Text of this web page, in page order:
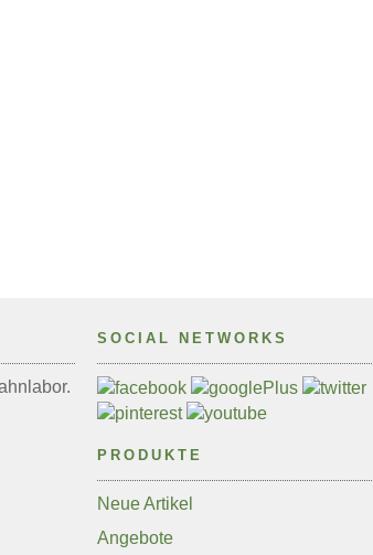
SOCIAL NETWORKS
PRODUKTE
Neue Artikel
Angebote